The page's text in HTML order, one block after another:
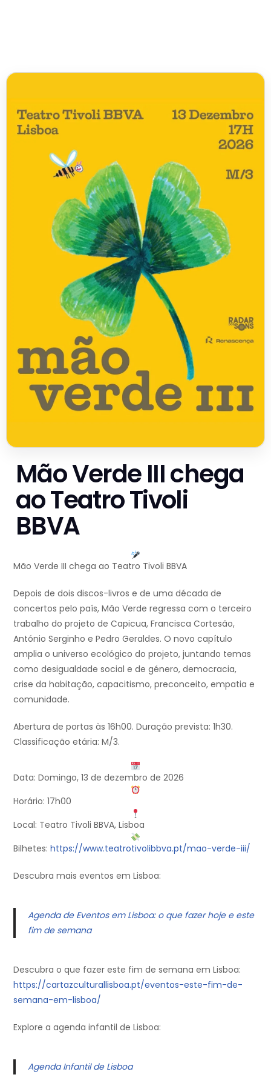
Mão Verde III chega
ao Teatro Tivoli
BBVA
Mão Verde III chega ao Teatro Tivoli BBVA
Depois de dois discos-livros e de uma década de
concertos pelo país, Mão Verde regressa com o terceiro
trabalho do projeto de Capicua, Francisca Cortesão,
António Serginho e Pedro Geraldes. O novo capítulo
amplia o universo ecológico do projeto, juntando temas
como desigualdade social e de género, democracia,
crise da habitação, capacitismo, preconceito, empatia e
comunidade.
Abertura de portas às 16h00. Duração prevista: 1h30.
Classificação etária: M/3.
Data: Domingo, 13 de dezembro de 2026
Horário: 17h00
Local: Teatro Tivoli BBVA, Lisboa
Bilhetes: https://www.teatrotivolibbva.pt/mao-verde-iii/
Descubra mais eventos em Lisboa:
Agenda de Eventos em Lisboa: o que fazer hoje e este
fim de semana
Descubra o que fazer este fim de semana em Lisboa:
https://cartazculturallisboa.pt/eventos-este-fim-de-
semana-em-lisboa/
Explore a agenda infantil de Lisboa:
Agenda Infantil de Lisboa